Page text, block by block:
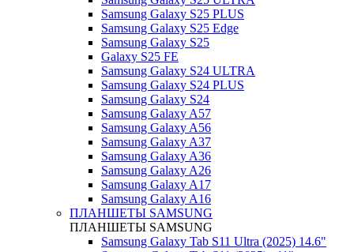
Samsung Galaxy S25 PLUS
Samsung Galaxy S25 Edge
Samsung Galaxy S25
Galaxy S25 FE
Samsung Galaxy S24 ULTRA
Samsung Galaxy S24 PLUS
Samsung Galaxy S24
Samsung Galaxy A57
Samsung Galaxy A56
Samsung Galaxy A37
Samsung Galaxy A36
Samsung Galaxy A26
Samsung Galaxy A17
Samsung Galaxy A16
ПЛАНШЕТЫ SAMSUNG
ПЛАНШЕТЫ SAMSUNG
Samsung Galaxy Tab S11 Ultra (2025) 14.6"